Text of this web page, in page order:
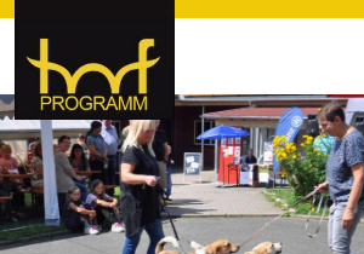
hof-programm – das
Veranstaltungsportal für
Hochfranken